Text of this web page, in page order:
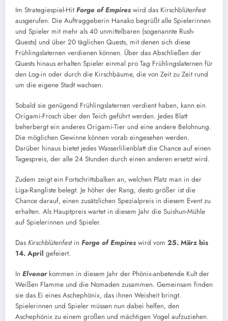
Im Strategiespiel-HitForge of Empires wird das Kirschblütenfest
ausgerufen. Die Auftraggeberin Hanako begrüßt alle Spielerinnen
und Spieler mit mehr als 40 unmittelbaren (sogenannte Rush-
Quests) und über 20 täglichen Quests, mit denen sich diese
Frühlingslaternen verdienen können. Über das Abschließen der
Quests hinaus erhalten Spieler einmal pro Tag Frühlingslaternen für
den Log-in oder durch die Kirschbäume, die von Zeit zu Zeit rund
um die eigene Stadt wachsen.
Sobald sie genügend Frühlingslaternen verdient haben, kann ein
Origami-Frosch über den Teich geführt werden. Jedes Blatt
beherbergt ein anderes Origami-Tier und eine andere Belohnung.
Die möglichen Gewinne können vorab eingesehen werden.
Darüber hinaus bietet jedes Wasserlilienblatt die Chance auf einen
Tagespreis, der alle 24 Stunden durch einen anderen ersetzt wird.
Zudem zeigt ein Fortschrittsbalken an, welchen Platz man in der
Liga-Rangliste belegt. Je höher der Rang, desto größer ist die
Chance darauf, einen zusätzlichen Spezialpreis in diesem Event zu
erhalten. Als Hauptpreis wartet in diesem Jahr die Suishun-Mühle
auf Spielerinnen und Spieler.
Das Kirschblütenfestin Forge of Empires wird vom 25. März bis
14. April gefeiert.
In Elvenarkommen in diesem Jahr der Phönix-anbetende Kult der
Weißen Flamme und die Nomaden zusammen. Gemeinsam finden
sie das Ei eines Aschephönix, das ihnen Weisheit bringt.
Spielerinnen und Spieler müssen nun dabei helfen, den
Aschephönix zu einem großen und mächtigen Vogel aufzuziehen.